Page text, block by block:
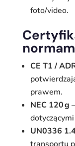
foto/video.
CE T1 /
prawem.
NEC 120 g
UN0336